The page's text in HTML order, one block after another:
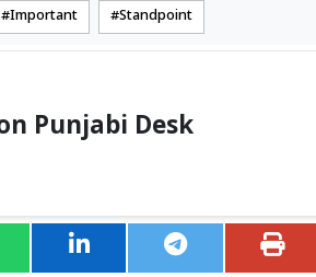
Important Standpoint
Punjabi Desk